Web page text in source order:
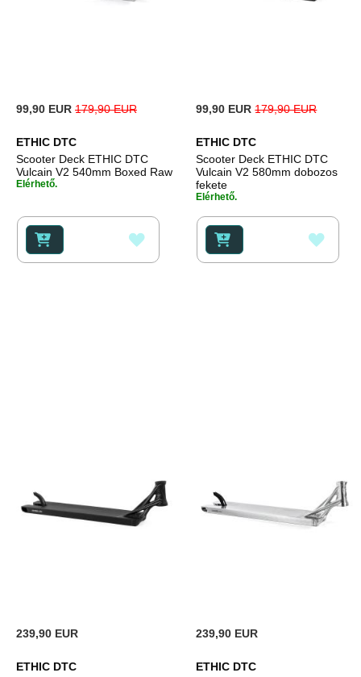
Special
Price
99,90 EUR 179,90 EUR
ETHIC DTC
Scooter Deck ETHIC DTC
Vulcain V2 540mm Boxed Raw
Elérhető.
HOZZÁADÁS
A
Special
Price
99,90 EUR 179,90 EUR
ETHIC DTC
Scooter Deck ETHIC DTC
Vulcain V2 580mm dobozos
fekete
Elérhető.
A
239,90 EUR
ETHIC DTC
239,90 EUR
ETHIC DTC